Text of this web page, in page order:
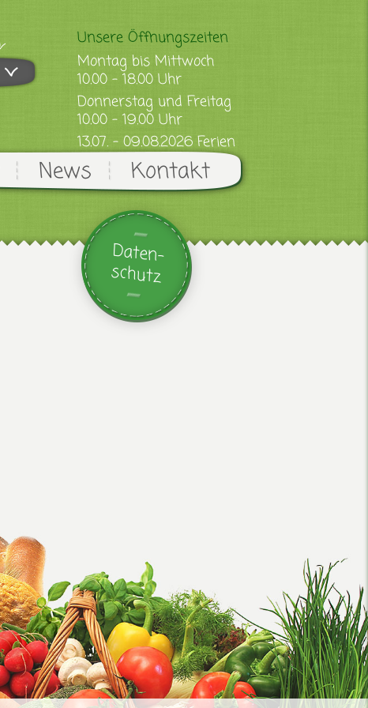
News Kontakt
Unsere Öffnungszeiten
Montag bis Mittwoch
10.00 - 18.00 Uhr
Donnerstag und Freitag
10.00 - 19.00 Uhr
13.07. - 09.08.2026 Ferien
Daten-
schutz